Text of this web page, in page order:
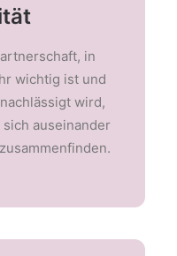
in
wichtig ist und
wird,
auseinander